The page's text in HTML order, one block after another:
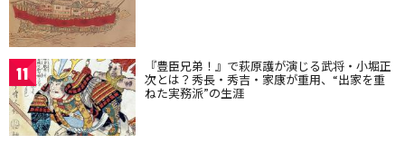
11 『豊臣兄弟！』で萩原護が演じる武将・小堀正
次とは？秀長・秀吉・家康が重用、“出家を重
ねた実務派”の生涯